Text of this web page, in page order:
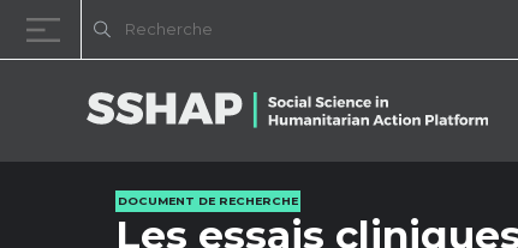
DOCUMENT DE RECHERCHE
Les essais